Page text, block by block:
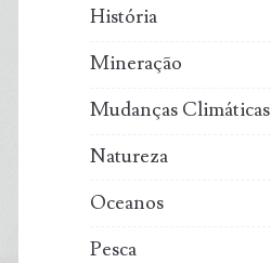
História
Mineração
Mudanças Climáticas
Natureza
Oceanos
Pesca